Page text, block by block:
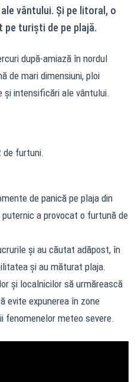
vântului. Și pe litoral, o
pe turiști de pe plajă.
după-amiază în nordul
de mari dimensiuni, ploi
și intensificări ale vântului.
de furtuni.
de panică pe plaja din
a provocat o furtună de
și au căutat adăpost, în
și au măturat plaja.
și localnicilor să urmărească
evite expunerea în zone
fenomenelor meteo severe.